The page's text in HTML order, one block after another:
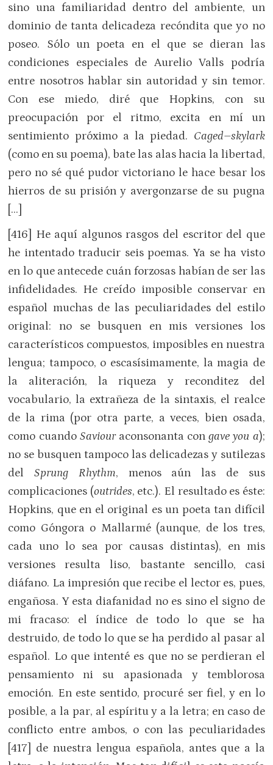
sino una familiaridad dentro del ambiente, un
dominio de tanta delicadeza recóndita que yo no
poseo. Sólo un poeta en el que se dieran las
condiciones especiales de Aurelio Valls podría
entre nosotros hablar sin autoridad y sin temor.
Con ese miedo, diré que Hopkins, con su
preocupación por el ritmo, excita en mí un
sentimiento próximo a la piedad. Caged–skylark
(como en su poema), bate las alas hacia la libertad,
pero no sé qué pudor victoriano le hace besar los
hierros de su prisión y avergonzarse de su pugna
[…]
[416] He aquí algunos rasgos del escritor del que
he intentado traducir seis poemas. Ya se ha visto
en lo que antecede cuán forzosas habían de ser las
infidelidades. He creído imposible conservar en
español muchas de las peculiaridades del estilo
original: no se busquen en mis versiones los
característicos compuestos, imposibles en nuestra
lengua; tampoco, o escasísimamente, la magia de
la aliteración, la riqueza y reconditez del
vocabulario, la extrañeza de la sintaxis, el realce
de la rima (por otra parte, a veces, bien osada,
como cuando Saviouraconsonanta congave you a);
no se busquen tampoco las delicadezas y sutilezas
delSprung Rhythm, menos aún las de sus
complicaciones (outrides, etc.). El resultado es éste:
Hopkins, que en el original es un poeta tan difícil
como Góngora o Mallarmé (aunque, de los tres,
cada uno lo sea por causas distintas), en mis
versiones resulta liso, bastante sencillo, casi
diáfano. La impresión que recibe el lector es, pues,
engañosa. Y esta diafanidad no es sino el signo de
mi fracaso: el índice de todo lo que se ha
destruido, de todo lo que se ha perdido al pasar al
español. Lo que intenté es que no se perdieran el
pensamiento ni su apasionada y temblorosa
emoción. En este sentido, procuré ser fiel, y en lo
posible, a la par, al espíritu y a la letra; en caso de
conflicto entre ambos, o con las peculiaridades
[417] de nuestra lengua española, antes que a la